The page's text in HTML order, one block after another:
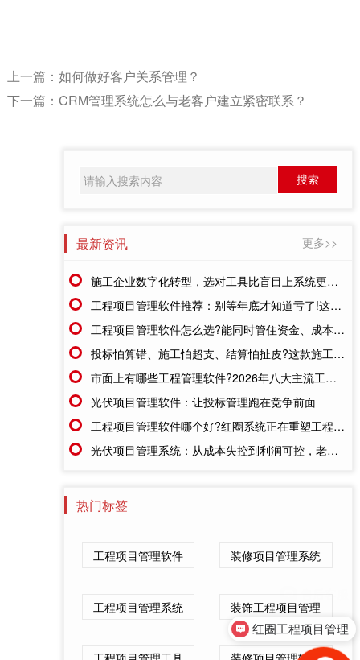
上一篇： 如何做好客户关系管理？
下一篇： CRM管理系统怎么与老客户建立紧密联系？
最新资讯 更多>>
施工企业数字化转型，选对工具比盲目上系统更重要
工程项目管理软件推荐：别等年底才知道亏了!这套系统让每一分钱都有迹可循
工程项目管理软件怎么选?能同时管住资金、成本、进度的才靠谱
投标怕算错、施工怕超支、结算怕扯皮?这款施工成本管理系统一招全解决
市面上有哪些工程管理软件?2026年八大主流工具深度盘点
光伏项目管理软件：让投标管理跑在竞争前面
工程项目管理软件哪个好?红圈系统正在重塑工程企业的"数字大脑"
光伏项目管理系统：从成本失控到利润可控，老板只需做对一步
热门标签
工程项目管理软件 装修项目管理系统
工程项目管理系统 装饰工程项目管理
红圈工程项目管理